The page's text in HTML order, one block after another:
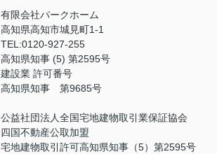
有限会社パークホーム
高知県高知市城見町1-1
TEL:0120-927-255
高知県知事 (5) 第2595号
建設業 許可番号
高知県知事 第9685号
公益社団法人全国宅地建物取引業保証協会
四国不動産公取加盟
宅地建物取引許可高知県知事（5）第2595号